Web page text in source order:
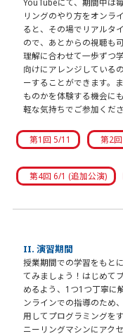
YouTubeにて、期間中は
リングのやり方をオンラ
ると、その場でリアルタ
ので、あとからの視聴も
理解に合わせて一歩ずつ
向けにアレンジしている
ーすることができます。
ものかを体験する機会に
軽な気持ちでご参加くださ
第1回 5/11 第2
第4回 6/1 (追加公演)
II. 演習期間
授業期間での学習をもと
てみましょう！はじめて
めるよう、1つ1つ丁寧に
ンラインでの指導のため
用してプログラミングを
ニーリングマシンにアク